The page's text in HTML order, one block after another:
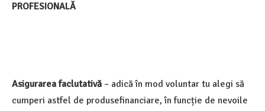
PROFESIONALĂ
Asigurarea faclutativă – adică în mod voluntar tu alegi să
cumperi astfel de produsefinanciare, în funcție de nevoile